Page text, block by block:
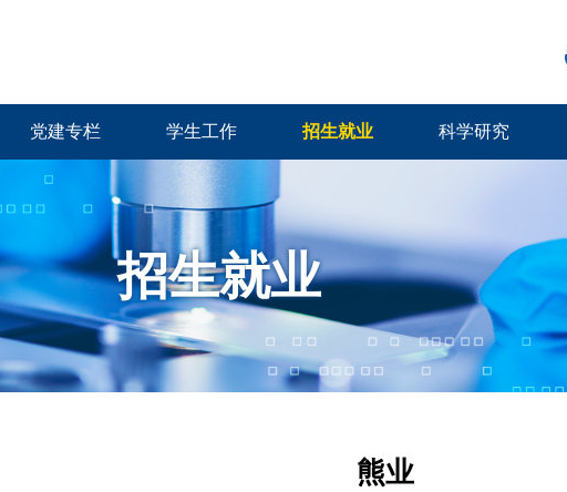
党建专栏 学生工作 招生就业 科学研究
招生就业
熊业